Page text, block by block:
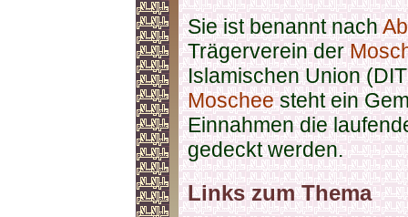
Sie ist benannt nach
Trägerverein der
Islamischen Union
Moscheesteht ein
Einnahmen die
gedeckt werden.
Links zum Thema